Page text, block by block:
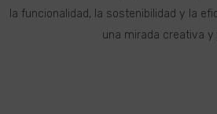
la funcionalidad, la sostenibilidad y la
una mirada creativa y